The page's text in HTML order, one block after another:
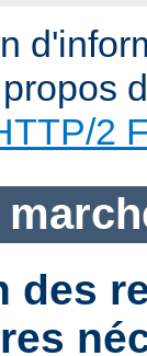
2
des